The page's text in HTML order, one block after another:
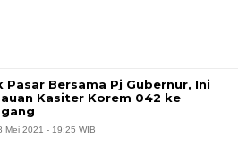
Pasar Bersama Pj Gubernur, Ini
Kasiter Korem 042 ke
Mei 2021 - 19:25 WIB